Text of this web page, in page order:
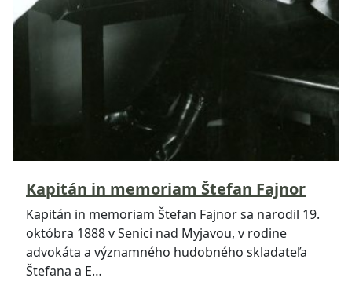
Kapitán in memoriam Štefan Fajnor
Kapitán in memoriam Štefan Fajnor sa narodil 19.
októbra 1888 v Senici nad Myjavou, v rodine
advokáta a významného hudobného skladateľa
Štefana a E…